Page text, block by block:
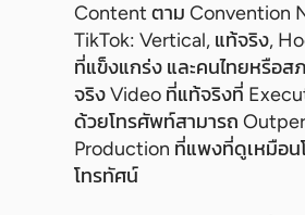
Content ตาม Convention
TikTok: Vertical, แท้จริง,
ที่แข็งแกร่ง และคนไทยหรือ
จริง Video ที่แท้จริงที่
ด้วยโทรศัพท์สามารถ
Production ที่แพงที่ดูเหมือ
โทรทัศน์